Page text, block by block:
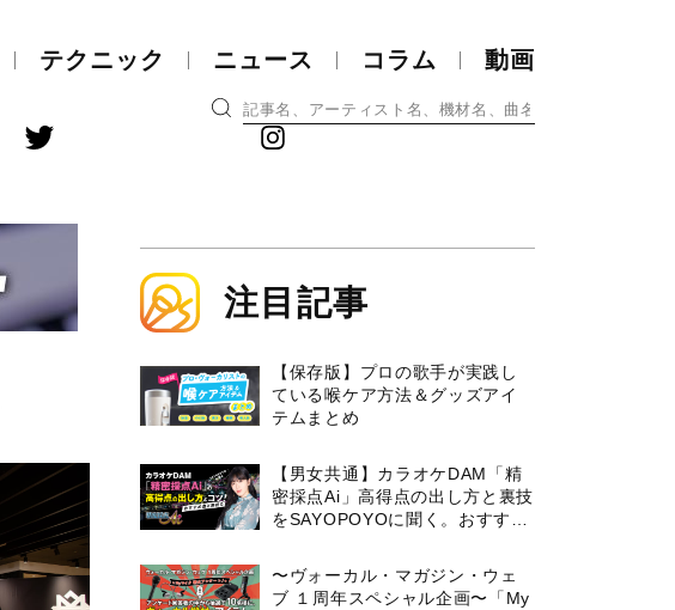
テクニック ニュース コラム 動画
注目記事
【保存版】プロの歌手が実践し
ている喉ケア⽅法＆グッズアイ
テムまとめ
【男女共通】カラオケDAM「精
密採点Ai」高得点の出し方と裏技
をSAYOPOYOに聞く。おすすめ
〜ヴォーカル・マガジン・ウェ
ブ １周年スペシャル企画〜「My